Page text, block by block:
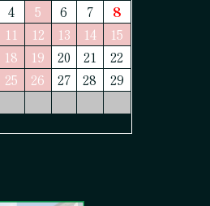
4 5 6 7
8
11 12 13 14
15
18 19 20 21
22
25 26 27 28
29